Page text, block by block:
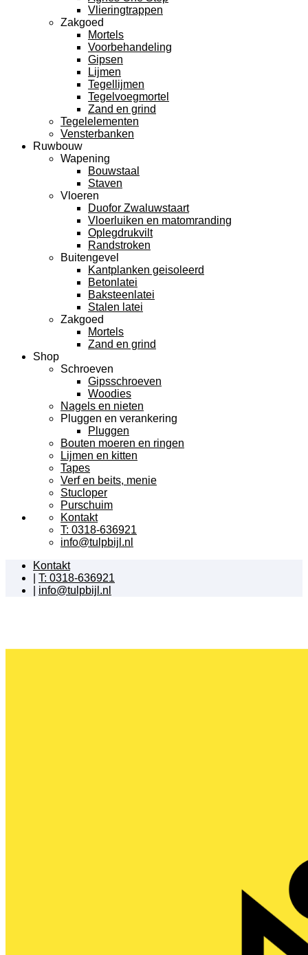
Vlieringtrappen
Zakgoed
Mortels
Voorbehandeling
Gipsen
Lijmen
Tegellijmen
Tegelvoegmortel
Zand en grind
Tegelelementen
Vensterbanken
Ruwbouw
Wapening
Bouwstaal
Staven
Vloeren
Duofor Zwaluwstaart
Vloerluiken en matomranding
Oplegdrukvilt
Randstroken
Buitengevel
Kantplanken geisoleerd
Betonlatei
Baksteenlatei
Stalen latei
Zakgoed
Mortels
Zand en grind
Shop
Schroeven
Gipsschroeven
Woodies
Nagels en nieten
Pluggen en verankering
Pluggen
Bouten moeren en ringen
Lijmen en kitten
Tapes
Verf en beits, menie
Stucloper
Purschuim
Kontakt
T: 0318-636921
info@tulpbijl.nl
Kontakt
T: 0318-636921
info@tulpbijl.nl